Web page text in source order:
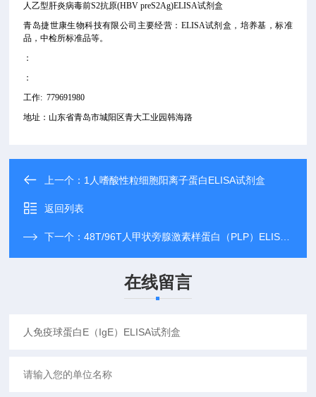
人乙型肝炎病毒前S2抗原(HBV preS2Ag)ELISA试剂盒
青岛捷世康生物科技有限公司主要经营：ELISA试剂盒，培养基，标准
品 ，中检所标准品等。
：
：
工作: 779691980
地址：山东省青岛市城阳区青大工业园韩海路
上一个： 1人嗜酸性粒细胞阳离子蛋白ELISA试剂盒
返回列表
下一个：48T/96T人甲状旁腺激素样蛋白（PLP）ELISA试剂盒
在线留言